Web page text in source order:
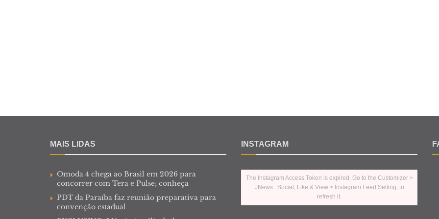
MAIS LIDAS
Omoda 4 chega ao Brasil em 2026 para
concorrer com Tera e Pulse; conheça
PDT da Paraíba faz reunião preparativa para
convenção estadual
INSTAGRAM
The Instagram Access Token is expired, Go to the Customizer >
JNews : Social, Like & View > Instagram Feed Setting, to
refresh it.